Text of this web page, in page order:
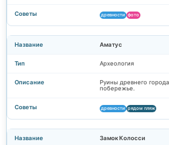
древности фото
Аматус
Археология
Руины древнего
побережье.
древности рядом пляж
Замок Колосси